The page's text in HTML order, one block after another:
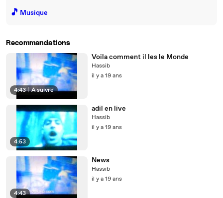
🎵 Musique
Recommandations
4:43 | À suivre
Voila comment il les le Monde
Hassib
il y a 19 ans
4:53
adil en live
Hassib
il y a 19 ans
4:43
News
Hassib
il y a 19 ans